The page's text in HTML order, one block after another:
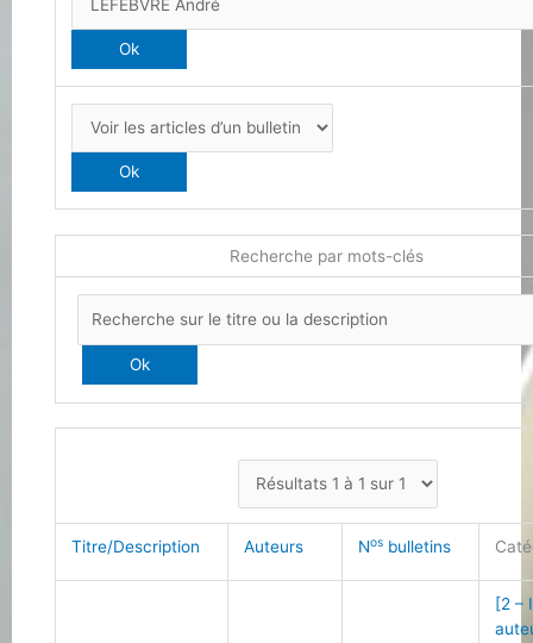
Recherche par mots-clés
Titre/Description Auteurs Nos bulletins
[2 –